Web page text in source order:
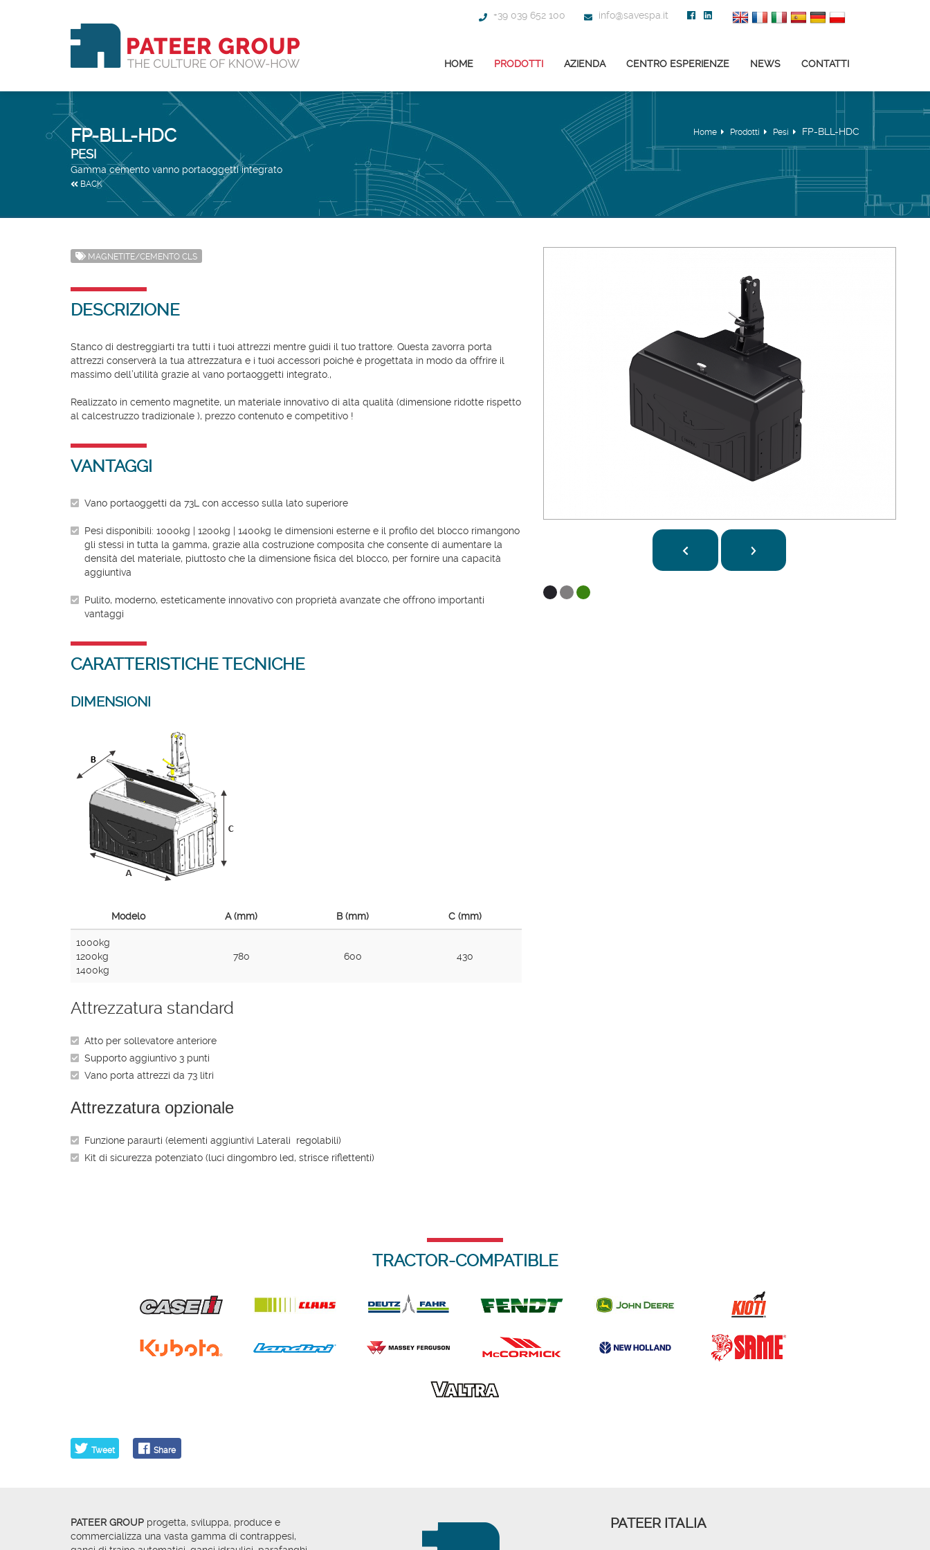
+39 039 652 100 info@savespa.it
HOME PRODOTTI AZIENDA CENTRO ESPERIENZE NEWS CONTATTI
FP-BLL-HDC
PESI
Gamma cemento vanno portaoggetti integrato
BACK
Home Prodotti Pesi FP-BLL-HDC
MAGNETITE/CEMENTO CLS
DESCRIZIONE
Stanco di destreggiarti tra tutti i tuoi attrezzi mentre guidi il tuo trattore. Questa zavorra porta
attrezzi conserverà la tua attrezzatura e i tuoi accessori poiché è progettata in modo da offrire il
massimo dell’utilità grazie al vano portaoggetti integrato.,
Realizzato in cemento magnetite, un materiale innovativo di alta qualità (dimensione ridotte rispetto
al calcestruzzo tradizionale ), prezzo contenuto e competitivo !
VANTAGGI
Vano portaoggetti da 73L con accesso sulla lato superiore
Pesi disponibili: 1000kg | 1200kg | 1400kg le dimensioni esterne e il profilo del blocco rimangono
gli stessi in tutta la gamma, grazie alla costruzione composita che consente di aumentare la
densità del materiale, piuttosto che la dimensione fisica del blocco, per fornire una capacità
aggiuntiva
Pulito, moderno, esteticamente innovativo con proprietà avanzate che offrono importanti
vantaggi
CARATTERISTICHE TECNICHE
DIMENSIONI
Modelo A (mm) B (mm) C (mm)
1000kg
1200kg
1400kg
780 600 430
Attrezzatura standard
Atto per sollevatore anteriore
Supporto aggiuntivo 3 punti
Vano porta attrezzi da 73 litri
Attrezzatura opzionale
Funzione paraurti (elementi aggiuntivi Laterali regolabili)
Kit di sicurezza potenziato (luci dingombro led, strisce riflettenti)
TRACTOR-COMPATIBLE
Tweet Share
PATEER GROUP progetta, sviluppa, produce e
commercializza una vasta gamma di contrappesi,
PATEER ITALIA